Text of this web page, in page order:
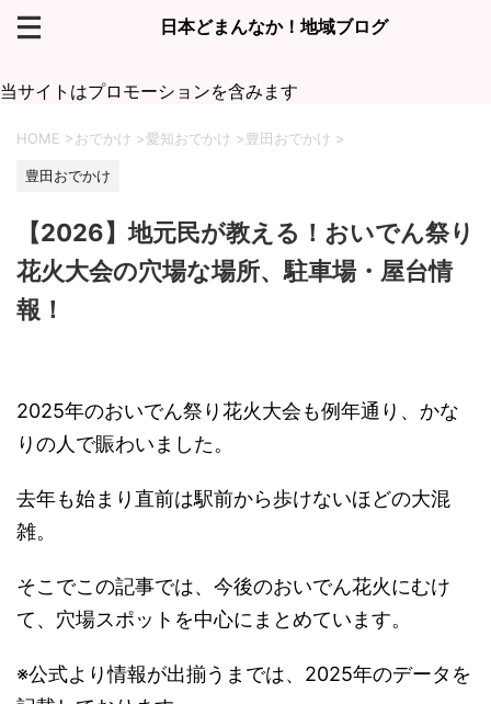
日本どまんなか！地域ブログ
当サイトはプロモーションを含みます
HOME > おでかけ >愛知おでかけ >豊田おでかけ >
豊田おでかけ
【2026】地元民が教える！おいでん祭り
花火大会の穴場な場所、駐車場・屋台情
報！
2025年のおいでん祭り花火大会も例年通り、かな
りの人で賑わいました。
去年も始まり直前は駅前から歩けないほどの大混
雑。
そこでこの記事では、今後のおいでん花火にむけ
て、穴場スポットを中心にまとめています。
※公式より情報が出揃うまでは、2025年のデータを